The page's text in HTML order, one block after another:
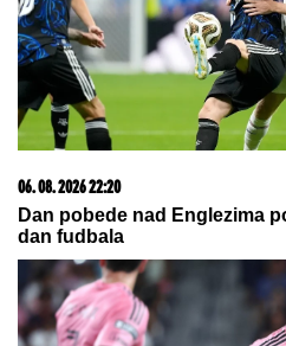
09. 07. 2026 09:20
Komfor po meri klijenata:
banke